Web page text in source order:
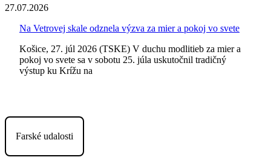
27.07.2026
Na Vetrovej skale odznela výzva za mier a pokoj vo svete
Košice, 27. júl 2026 (TSKE) V duchu modlitieb za mier a
pokoj vo svete sa v sobotu 25. júla uskutočnil tradičný
výstup ku Krížu na
Farské udalosti